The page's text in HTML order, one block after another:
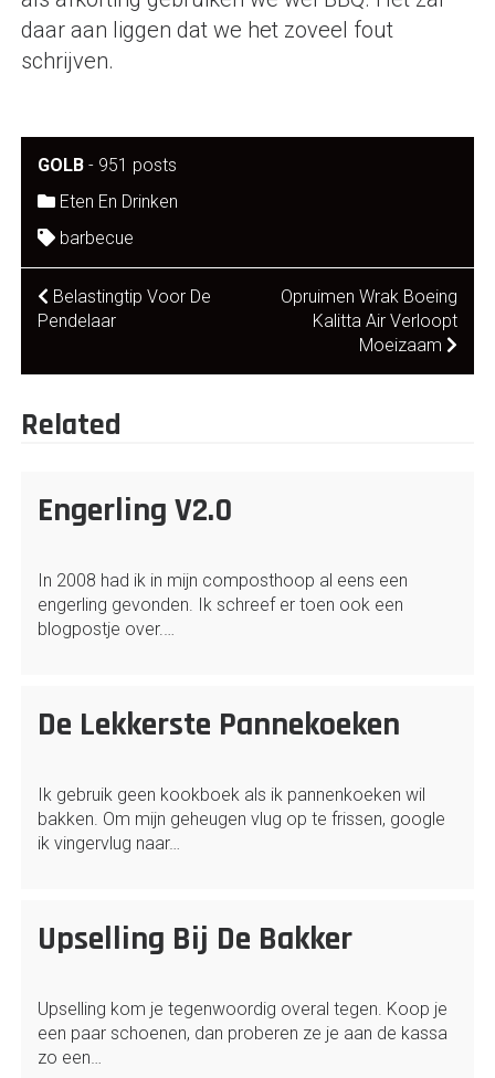
daar aan liggen dat we het zoveel fout
schrijven.
GOLB- 951 posts
Eten En Drinken
barbecue
Post
Belastingtip Voor De
Pendelaar
Opruimen Wrak Boeing
Kalitta Air Verloopt
Moeizaam
Related
Engerling V2.0
In 2008 had ik in mijn composthoop al eens een
engerling gevonden. Ik schreef er toen ook een
blogpostje over.…
De Lekkerste Pannekoeken
Ik gebruik geen kookboek als ik pannenkoeken wil
bakken. Om mijn geheugen vlug op te frissen, google
ik vingervlug naar…
Upselling Bij De Bakker
Upselling kom je tegenwoordig overal tegen. Koop je
een paar schoenen, dan proberen ze je aan de kassa
zo een…